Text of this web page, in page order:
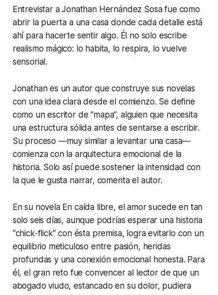
Entrevistar a Jonathan Hernández Sosa fue como
abrir la puerta a una casa donde cada detalle está
ahí para hacerte sentir algo. Él no solo escribe
realismo mágico: lo habita, lo respira, lo vuelve
sensorial.
Jonathan es un autor que construye sus novelas
con una idea clara desde el comienzo. Se define
como un escritor de “mapa”, alguien que necesita
una estructura sólida antes de sentarse a escribir.
Su proceso —muy similar a levantar una casa—
comienza con la arquitectura emocional de la
historia. Solo así puede sostener la intensidad con
la que le gusta narrar, comenta el autor.
En su novela En caída libre, el amor sucede en tan
solo seis días, aunque podrías esperar una historia
“chick-flick” con ésta premisa, logra evitarlo con un
equilibrio meticuloso entre pasión, heridas
profundas y una conexión emocional honesta. Para
él, el gran reto fue convencer al lector de que un
abogado viudo, estancado en su dolor, pudiera